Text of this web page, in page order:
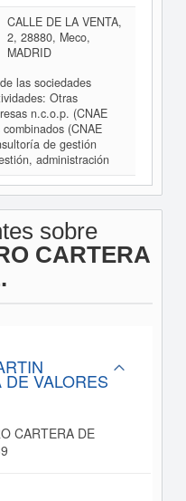
CALLE DE LA VENTA,
2, 28880, Meco,
MADRID
las sociedades
Otras
n.c.o.p. (CNAE
(CNAE
de gestión
administración
sobre
CARTERA
VALORES
CARTERA DE